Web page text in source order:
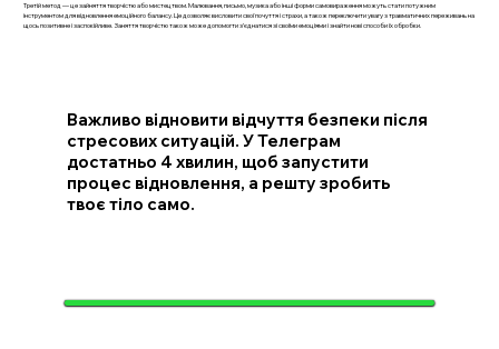
Третій метод — це зайняття творчістю або мистецтвом. Малювання, письмо, музика або інші форми самовираження можуть стати потужним
інструментом для відновлення емоційного балансу. Це дозволяє висловити свої почуття і страхи, а також переключити увагу з травматичних переживань на
щось позитивне і заспокійливе. Заняття творчістю також може допомогти з’єднатися зі своїми емоціями і знайти нові способи їх обробки.
Важливо відновити відчуття безпеки після
стресових ситуацій. У Телеграм
достатньо 4 хвилин, щоб запустити
процес відновлення, а решту зробить
твоє тіло само.